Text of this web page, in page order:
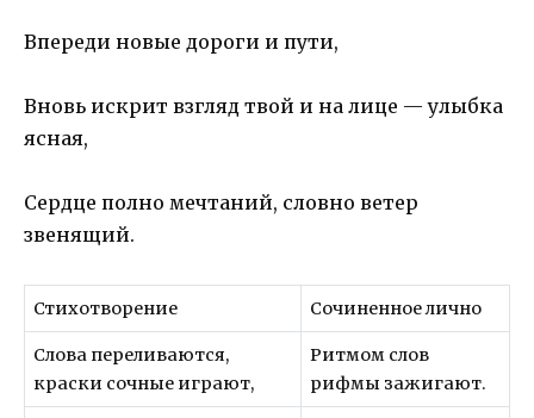
Впереди новые дороги и пути,
Вновь искрит взгляд твой и на лице — улыбка
ясная,
Сердце полно мечтаний, словно ветер
звенящий.
Стихотворение Сочиненное лично
Слова переливаются,
краски сочные играют,
Ритмом слов
рифмы зажигают.